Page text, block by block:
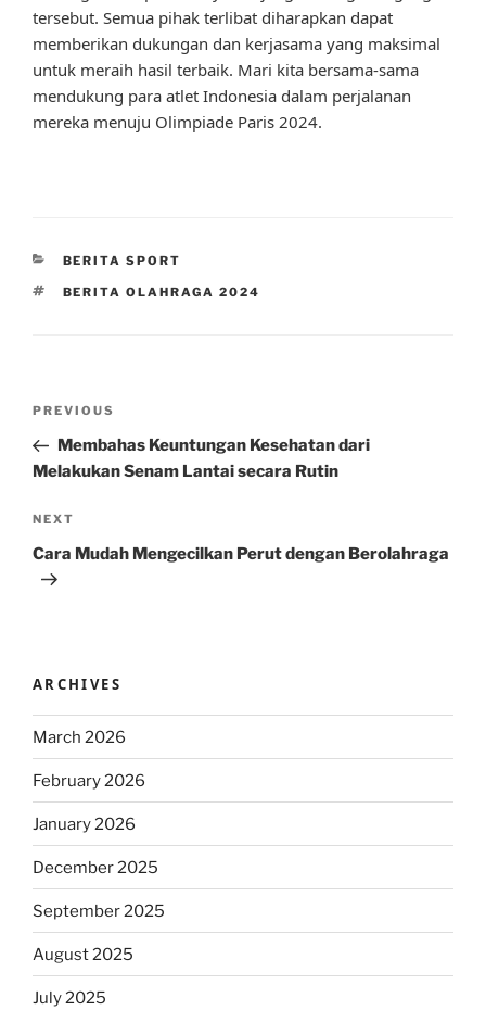
tersebut. Semua pihak terlibat diharapkan dapat
memberikan dukungan dan kerjasama yang maksimal
untuk meraih hasil terbaik. Mari kita bersama-sama
mendukung para atlet Indonesia dalam perjalanan
mereka menuju Olimpiade Paris 2024.
CATEGORIES
BERITA SPORT
TAGS
BERITA OLAHRAGA 2024
Previous
Post
PREVIOUS
Membahas Keuntungan Kesehatan dari
Melakukan Senam Lantai secara Rutin
Next
Post
NEXT
Cara Mudah Mengecilkan Perut dengan Berolahraga
ARCHIVES
March 2026
February 2026
January 2026
December 2025
September 2025
August 2025
July 2025